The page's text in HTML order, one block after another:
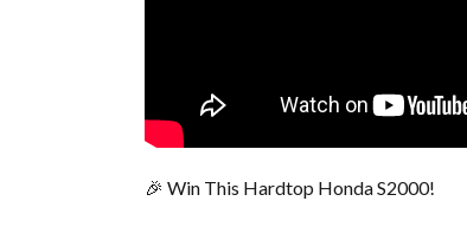
🎉 Win This Hardtop Honda S2000!